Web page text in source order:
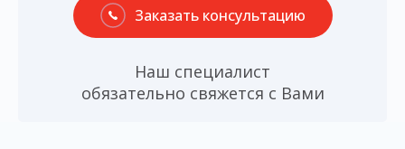
Заказать консультацию
Наш специалист
обязательно свяжется с Вами